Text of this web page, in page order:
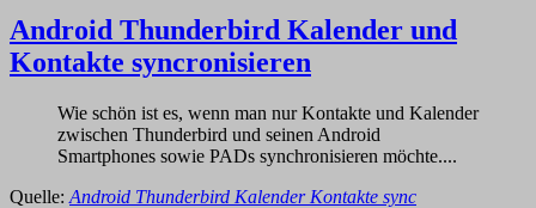
Android Thunderbird Kalender und
Kontakte syncronisieren
Wie schön ist es, wenn man nur Kontakte und Kalender
zwischen Thunderbird und seinen Android
Smartphones sowie PADs synchronisieren möchte....
Quelle: Android Thunderbird Kalender Kontakte sync